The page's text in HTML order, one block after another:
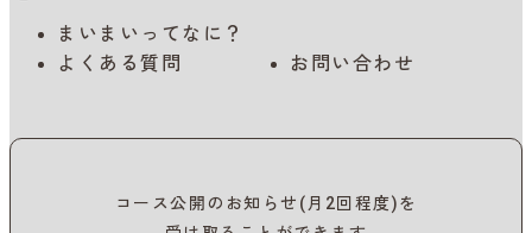
まいまいってなに？
よくある質問
お問い合わせ
コース公開のお知らせ(月2回程度)を